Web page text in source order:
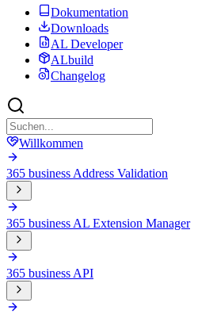
Dokumentation
Downloads
AL Developer
ALbuild
Changelog
Willkommen
365 business Address Validation
365 business AL Extension Manager
365 business API